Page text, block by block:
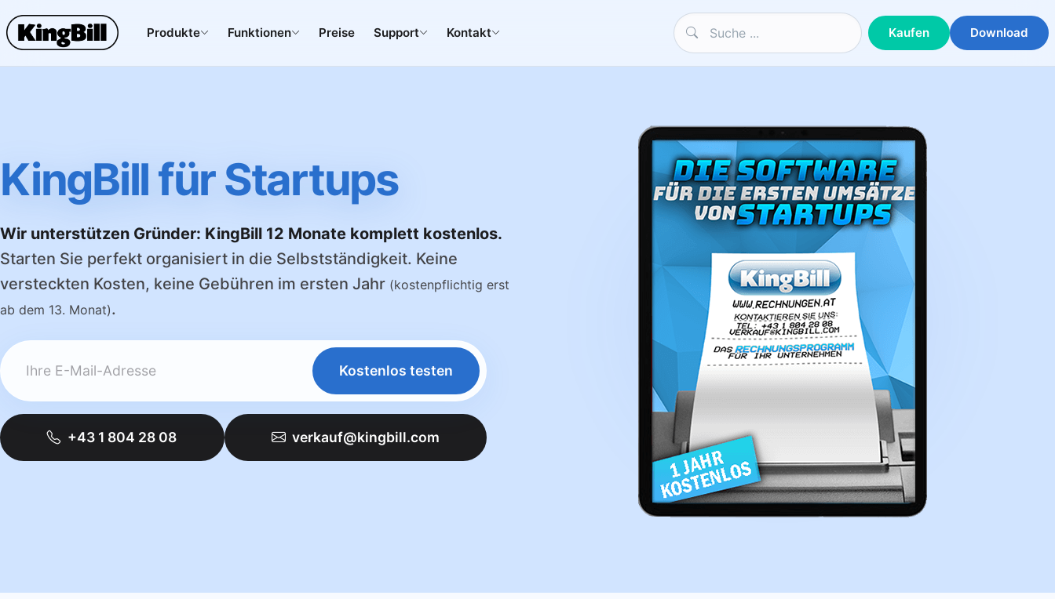
Produkte Funktionen Preise Support Kontakt Kaufen Download
KingBill für Startups
Wir unterstützen Gründer: KingBill 12 Monate komplett kostenlos.
Starten Sie perfekt organisiert in die Selbstständigkeit. Keine
versteckten Kosten, keine Gebühren im ersten Jahr (kostenpflichtig erst
ab dem 13. Monat).
Kostenlos testen
+43 1 804 28 08 verkauf@kingbill.com